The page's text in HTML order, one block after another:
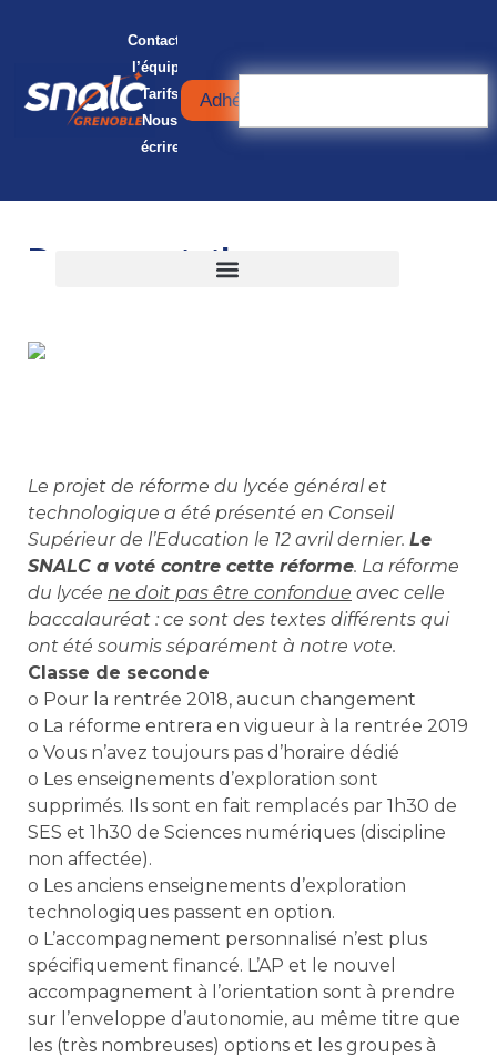
Contacter
l’équipe
Tarifs
Nous
écrire
Adhérer
Documentation
Le projet de réforme du lycée général et
technologique a été présenté en Conseil
Supérieur de l’Education le 12 avril dernier. Le
SNALC a voté contre cette réforme. La réforme
du lycée ne doit pas être confondue avec celle
baccalauréat : ce sont des textes différents qui
ont été soumis séparément à notre vote.
Classe de seconde
o Pour la rentrée 2018, aucun changement
o La réforme entrera en vigueur à la rentrée 2019
o Vous n’avez toujours pas d’horaire dédié
o Les enseignements d’exploration sont
supprimés. Ils sont en fait remplacés par 1h30 de
SES et 1h30 de Sciences numériques (discipline
non affectée).
o Les anciens enseignements d’exploration
technologiques passent en option.
o L’accompagnement personnalisé n’est plus
spécifiquement financé. L’AP et le nouvel
accompagnement à l’orientation sont à prendre
sur l’enveloppe d’autonomie, au même titre que
les (très nombreuses) options et les groupes à